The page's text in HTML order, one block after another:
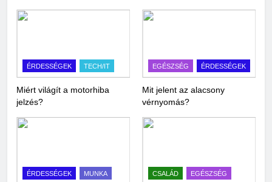
ÉRDESSÉGEK TECH/IT
Miért világít a motorhiba
jelzés?
EGÉSZSÉG ÉRDESSÉGEK
Mit jelent az alacsony
vérnyomás?
ÉRDESSÉGEK MUNKA CSALÁD EGÉSZSÉG